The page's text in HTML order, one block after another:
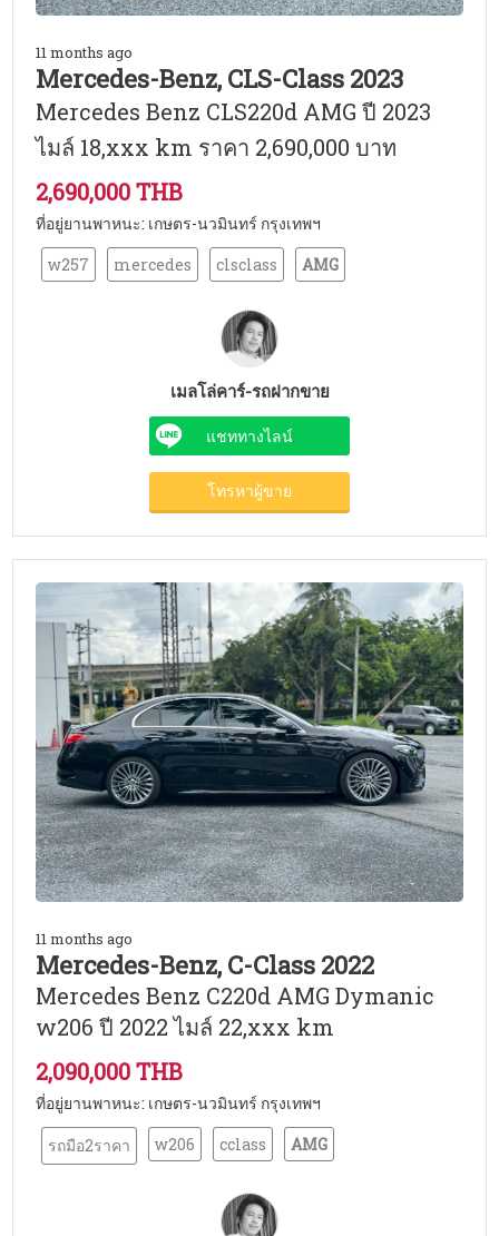
11 months ago
Mercedes-Benz, CLS-Class 2023
Mercedes Benz CLS220d AMG ปี 2023
ไมล์ 18,xxx km ราคา 2,690,000 บาท
2,690,000 THB
ที่อยู่ยานพาหนะ: เกษตร-นวมินทร์ กรุงเทพฯ
w257
mercedes clsclass AMG
เมลโล่คาร์-รถฝากขาย
แชททางไลน์
โทรหาผู้ขาย
11 months ago
Mercedes-Benz, C-Class 2022
Mercedes Benz C220d AMG Dymanic
w206 ปี 2022 ไมล์ 22,xxx km
2,090,000 THB
ที่อยู่ยานพาหนะ: เกษตร-นวมินทร์ กรุงเทพฯ
รถมือ2ราคา
w206 cclass AMG